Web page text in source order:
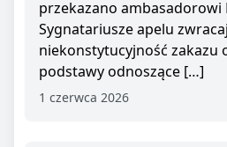
przekazano ambasadorowi
Sygnatariusze apelu
niekonstytucyjność zakazu
podstawy odnoszące […]
1 czerwca 2026